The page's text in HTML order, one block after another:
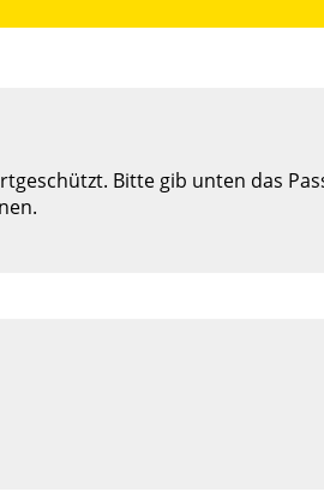
Bitte gib unten das